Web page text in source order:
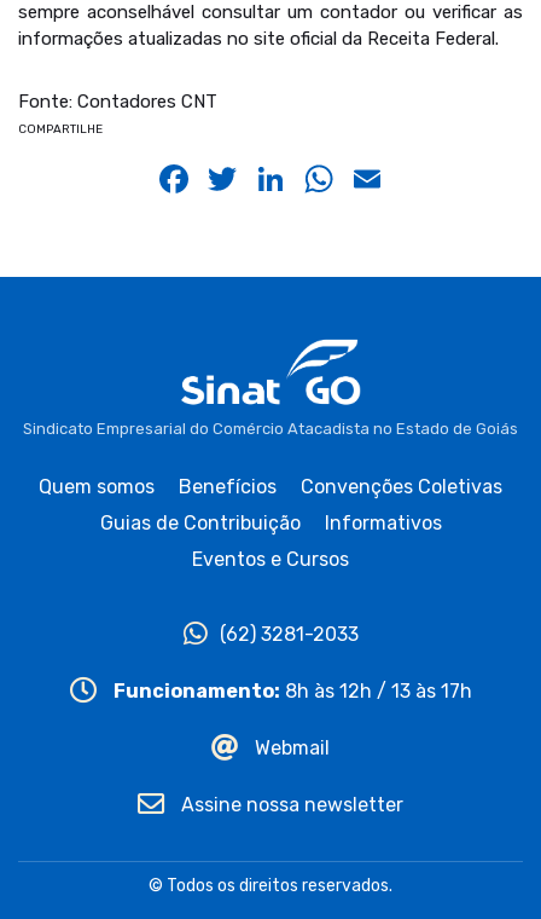
sempre aconselhável consultar um contador ou verificar as
informações atualizadas no site oficial da Receita Federal.
Fonte: Contadores CNT
COMPARTILHE
Facebook
Twitter
LinkedIn
WhatsApp
Sindicato Empresarial do Comércio Atacadista no Estado de Goiás
Quem somos Benefícios
Convenções Coletivas
Guias de Contribuição
Informativos
Eventos e Cursos
(62) 3281-2033
Funcionamento: 8h às 12h / 13 às 17h
Webmail
Assine nossa newsletter
© Todos os direitos reservados.